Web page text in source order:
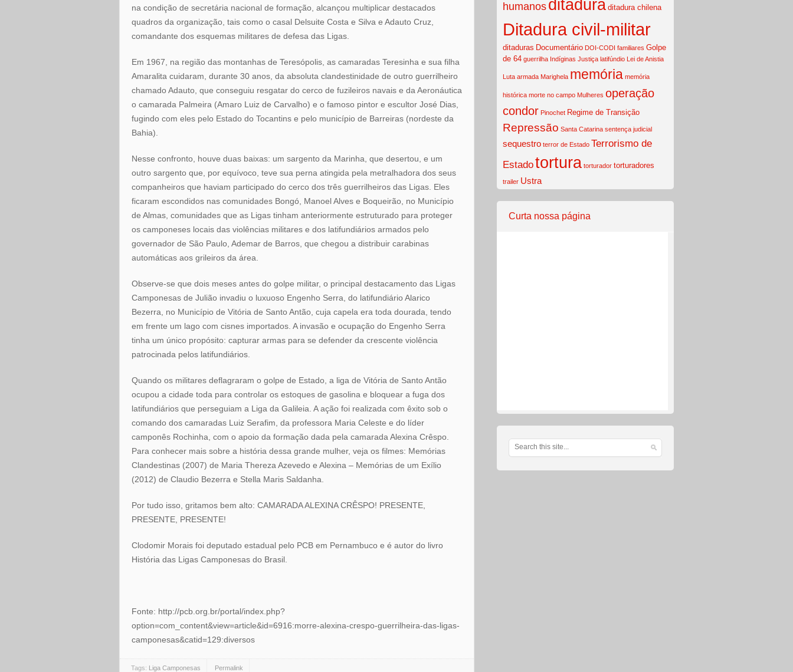
na condição de secretária nacional de formação, alcançou multiplicar destacados
quadros da organização, tais como o casal Delsuite Costa e Silva e Adauto Cruz,
comandante dos esquemas militares de defesa das Ligas.
Em 1967, na região das montanhas de Teresópolis, as camaradas Teresinha e sua filha
Amaralita cuidaram, durante 30 anos, da absoluta clandestinidade de outro guerrilheiro
chamado Adauto, que conseguiu resgatar do cerco de fuzileiros navais e da Aeronáutica
o camarada Palmeira (Amaro Luiz de Carvalho) e o famoso pintor e escultor José Dias,
fugindo com eles pelo Estado do Tocantins e pelo município de Barreiras (nordeste da
Bahia).
Nesse confronto, houve duas baixas: um sargento da Marinha, que desertou, e um
outro sargento que, por equívoco, teve sua perna atingida pela metralhadora dos seus
companheiros que haviam participado do cerco dos três guerrilheiros das Ligas. Eles
ficaram escondidos nas comunidades Bongó, Manoel Alves e Boqueirão, no Município
de Almas, comunidades que as Ligas tinham anteriormente estruturado para proteger
os camponeses locais das violências militares e dos latifundiários armados pelo
governador de São Paulo, Ademar de Barros, que chegou a distribuir carabinas
automáticas aos grileiros da área.
Observe-se que dois meses antes do golpe militar, o principal destacamento das Ligas
Camponesas de Julião invadiu o luxuoso Engenho Serra, do latifundiário Alarico
Bezerra, no Município de Vitória de Santo Antão, cuja capela era toda dourada, tendo
em frente um lago com cisnes importados. A invasão e ocupação do Engenho Serra
tinha um único propósito: capturar armas para se defender da crescente violência
patrocinada pelos latifundiários.
Quando os militares deflagraram o golpe de Estado, a liga de Vitória de Santo Antão
ocupou a cidade toda para controlar os estoques de gasolina e bloquear a fuga dos
latifundiários que perseguiam a Liga da Galileia. A ação foi realizada com êxito sob o
comando dos camaradas Luiz Serafim, da professora Maria Celeste e do líder
camponês Rochinha, com o apoio da formação dada pela camarada Alexina Crêspo.
Para conhecer mais sobre a história dessa grande mulher, veja os filmes: Memórias
Clandestinas (2007) de Maria Thereza Azevedo e Alexina – Memórias de um Exílio
(2012) de Claudio Bezerra e Stella Maris Saldanha.
Por tudo isso, gritamos bem alto: CAMARADA ALEXINA CRÊSPO! PRESENTE,
PRESENTE, PRESENTE!
Clodomir Morais foi deputado estadual pelo PCB em Pernambuco e é autor do livro
História das Ligas Camponesas do Brasil.
Fonte: http://pcb.org.br/portal/index.php?
option=com_content&view=article&id=6916:morre-alexina-crespo-guerrilheira-das-ligas-
camponesas&catid=129:diversos
Tags: Liga Camponesas Permalink
humanos ditadura ditadura chilena
Ditadura civil-militar
ditaduras Documentário DOI-CODI familiares Golpe
de 64 guerrilha Indíginas Justiça latifúndio Lei de Anistia
Luta armada Marighela memória memória
histórica morte no campo Mulheres operação
condor Pinochet Regime de Transição
Repressão Santa Catarina sentença judicial
sequestro terror de Estado Terrorismo de
Estadotortura torturador torturadores
trailer Ustra
Curta nossa página